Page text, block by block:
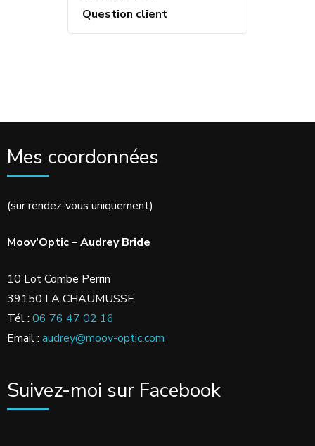
Question client
Mes coordonnées
(sur rendez-vous uniquement)
Moov’Optic – Audrey Bride
10 Lot Combe Perrin
39150 LA CHAUMUSSE
Tél : 06 76 47 02 16
Email : audrey@moov-optic.com
Suivez-moi sur Facebook